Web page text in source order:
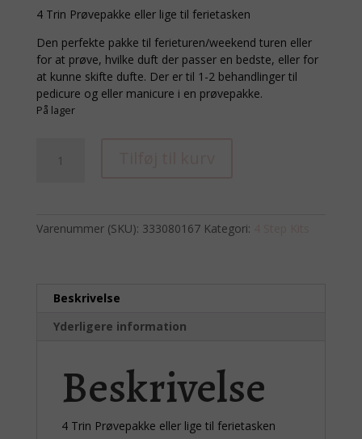
pris
var:
kr. 85,00.
pris
er:
kr. 69,00.
4 Trin Prøvepakke eller lige til ferietasken
Den perfekte pakke til ferieturen/weekend turen eller
for at prøve, hvilke duft der passer en bedste, eller for
at kunne skifte dufte. Der er til 1-2 behandlinger til
pedicure og eller manicure i en prøvepakke.
På lager
Trins
antal
Varenummer (SKU): 333080167 Kategori:
Beskrivelse
Yderligere information
Beskrivelse
4 Trin Prøvepakke eller lige til ferietasken